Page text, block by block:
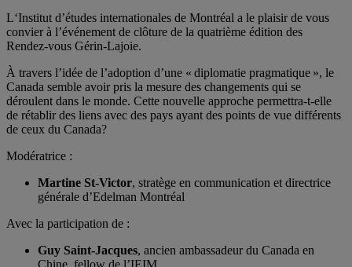
L‘Institut d’études internationales de Montréal a le plaisir de vous
convier à l’événement de clôture de la quatrième édition des
Rendez-vous Gérin-Lajoie.
À travers l’idée de l’adoption d’une « diplomatie pragmatique », le
Canada semble avoir pris la mesure des changements qui se
déroulent dans le monde. Cette nouvelle approche permettra-t-elle
de rétablirdes liens avec des pays ayant des points de vue différents
de ceux du Canada?
Modératrice :
Martine St-Victor, stratège en communication et directrice
générale d’Edelman Montréal
Avec la participation de :
Guy Saint-Jacques, ancien ambassadeur du Canada en
Chine, fellow de l’IEIM